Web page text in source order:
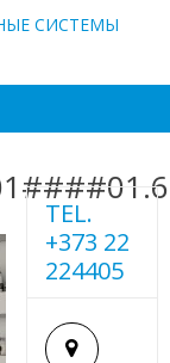
СИСТЕМЫ
TEL.
+373 22
224405